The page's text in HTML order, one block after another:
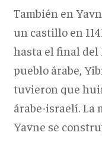
También en
un castillo en
hasta el final del
pueblo árabe,
tuvieron que
árabe-israelí. La
Yavne se